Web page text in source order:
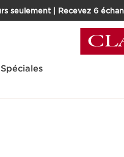
seulement | Recevez 6